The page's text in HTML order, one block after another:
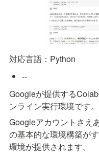
対応言語：Python
--
Googleが提供する
ンライン実行環境です。
Googleアカウントさえ
の基本的な環境構築が
環境が提供されます。